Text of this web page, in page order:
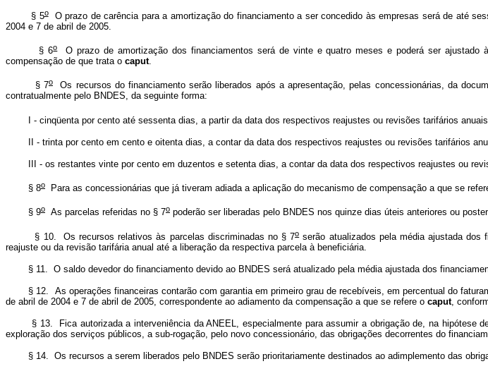
§ 5oO prazo de carência para a amortização do financiamento a ser concedido às empresas será de até
2004 e 7 de abril de 2005.
§ 6oO prazo de amortização dos financiamentos será de vinte e quatro meses e poderá ser ajustado
compensação de que trata o caput.
§ 7oOs recursos do financiamento serão liberados após a apresentação, pelas concessionárias, da
contratualmente pelo BNDES, da seguinte forma:
I - cinqüenta por cento até sessenta dias, a partir da data dos respectivos reajustes ou revisões tarifários
II - trinta por cento em cento e oitenta dias, a contar da data dos respectivos reajustes ou revisões tarifários
III - os restantes vinte por cento em duzentos e setenta dias, a contar da data dos respectivos reajustes ou
§ 8o Para as concessionárias que já tiveram adiada a aplicação do mecanismo de compensação a que se
§ 9o As parcelas referidas no § 7o poderão ser liberadas pelo BNDES nos quinze dias úteis anteriores ou
§ 10. Os recursos relativos às parcelas discriminadas no § 7oserão atualizados pela média ajustada dos
reajuste ou da revisão tarifária anual até a liberação da respectiva parcela à beneficiária.
§ 11. O saldo devedor do financiamento devido ao BNDES será atualizado pela média ajustada dos
§ 12. As operações financeiras contarão com garantia em primeiro grau de recebíveis, em percentual do
de abril de 2004 e 7 de abril de 2005, correspondente ao adiamento da compensação a que se refere o caput,
§ 13. Fica autorizada a interveniência da ANEEL, especialmente para assumir a obrigação de, na hipótese
exploração dos serviços públicos, a sub-rogação, pelo novo concessionário, das obrigações decorrentes do
§ 14. Os recursos a serem liberados pelo BNDES serão prioritariamente destinados ao adimplemento das